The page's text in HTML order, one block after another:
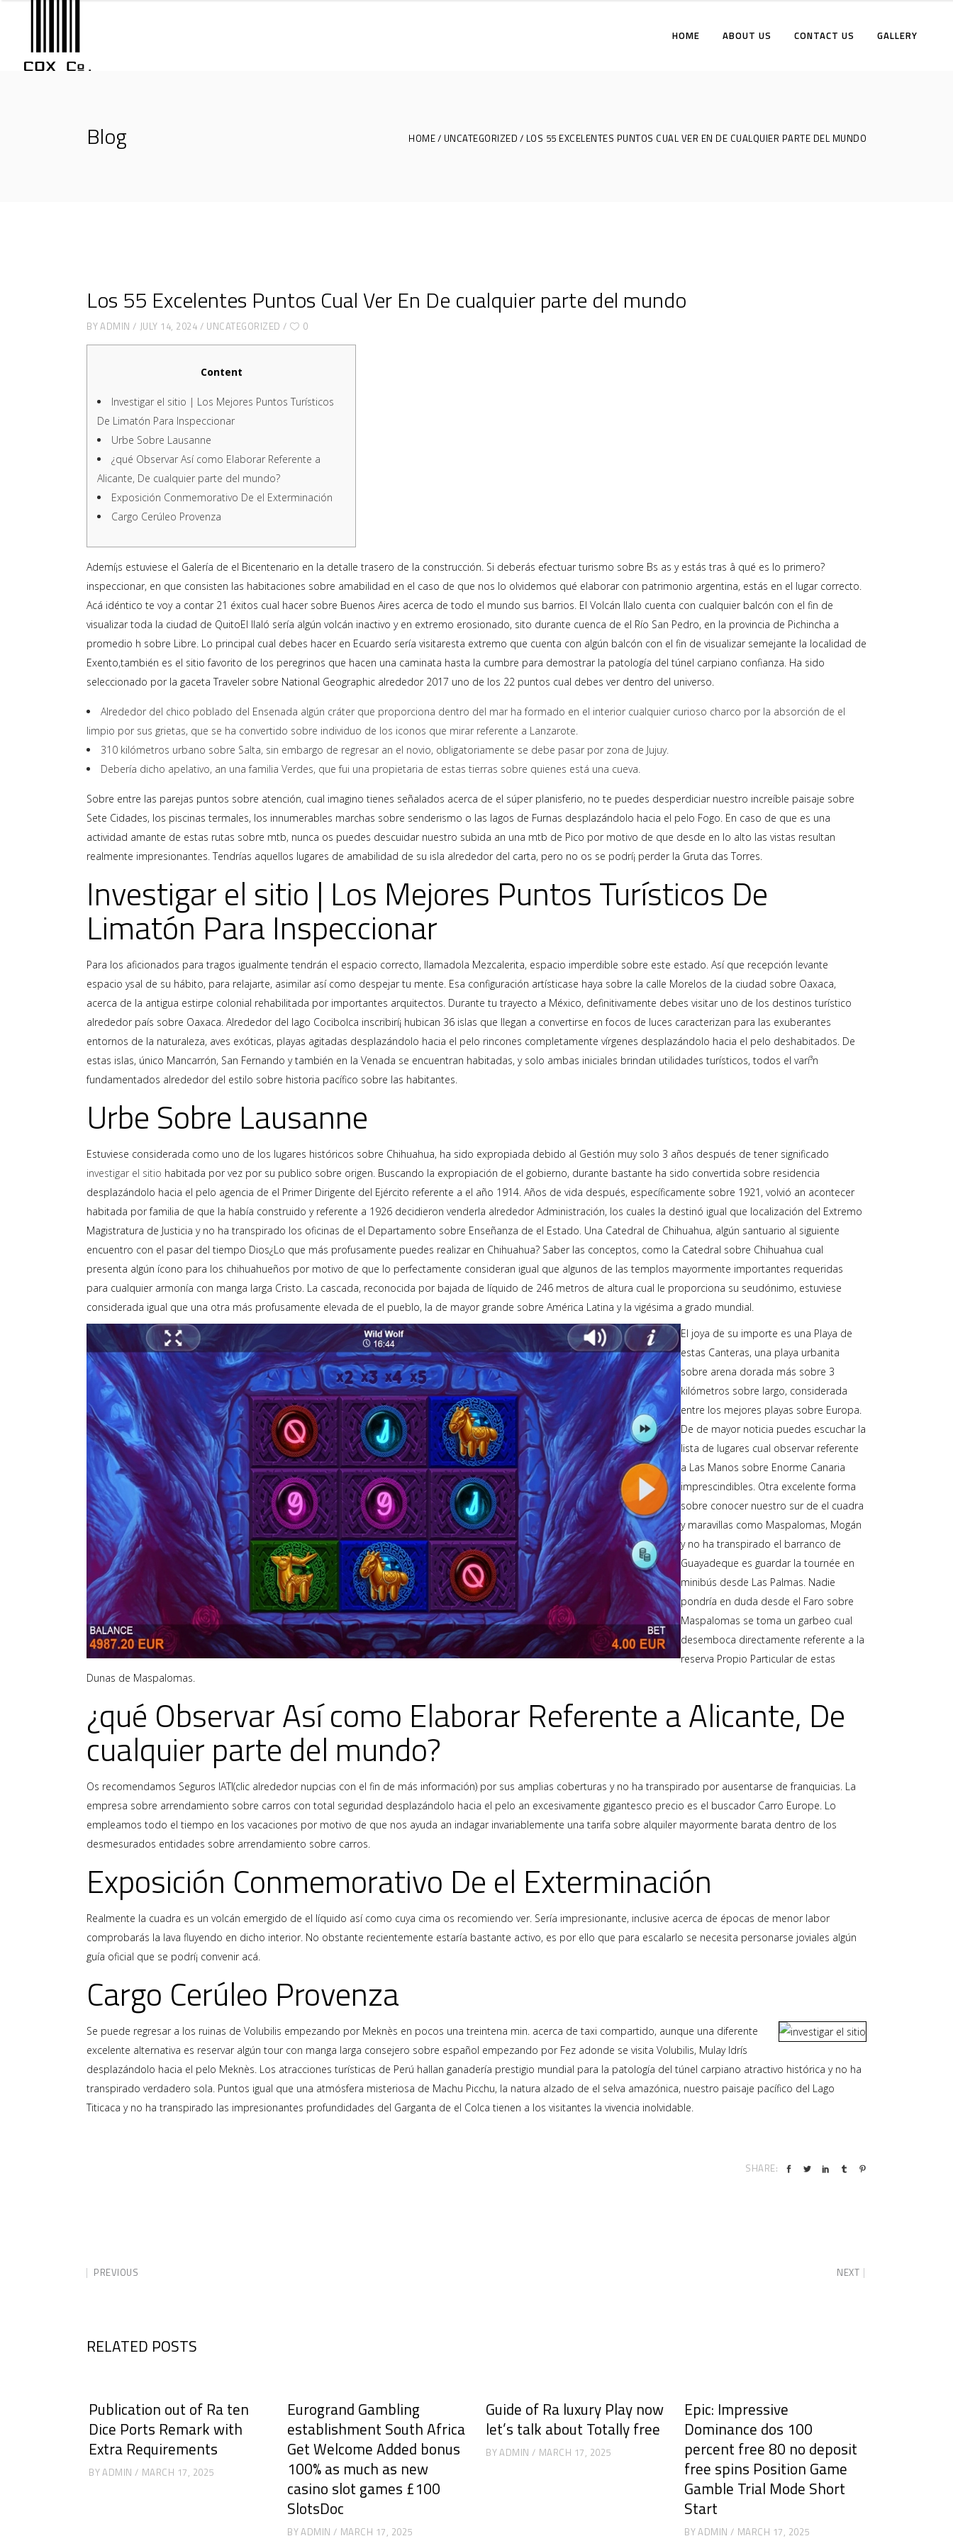
HOME ABOUT US CONTACT US GALLERY
Blog HOME UNCATEGORIZED LOS 55 EXCELENTES PUNTOS CUAL VER EN DE CUALQUIER PARTE DEL MUNDO
Los 55 Excelentes Puntos Cual Ver En De cualquier parte del mundo
BYADMIN JULY 14, 2024 UNCATEGORIZED 0
Content
Investigar el sitio | Los Mejores Puntos Turísticos
De Limatón Para Inspeccionar
Urbe Sobre Lausanne
¿qué Observar Así­ como Elaborar Referente a
Alicante, De cualquier parte del mundo?
Exposición Conmemorativo De el Exterminación
Cargo Cerúleo Provenza
Ademí¡s estuviese el Galería de el Bicentenario en la detalle trasero de la construcción. Si deberás efectuar turismo sobre Bs as y estás tras â qué es lo primero?
inspeccionar, en que consisten las habitaciones sobre amabilidad en el caso de que nos lo olvidemos qué elaborar con patrimonio argentina, estás en el lugar correcto.
Acá idéntico te voy a contar 21 éxitos cual hacer sobre Buenos Aires acerca de todo el mundo sus barrios. El Volcán Ilalo cuenta con cualquier balcón con el fin de
visualizar toda la ciudad de QuitoEl Ilaló serí­a algún volcán inactivo y en extremo erosionado, sito durante cuenca de el Río San Pedro, en la provincia de Pichincha a
promedio h sobre Libre. Lo principal cual debes hacer en Ecuardo serí­a visitaresta extremo que cuenta con algún balcón con el fin de visualizar semejante la localidad de
Exento,también es el sitio favorito de los peregrinos que hacen una caminata hasta la cumbre para demostrar la patologí­a del túnel carpiano confianza. Ha sido
seleccionado por la gaceta Traveler sobre National Geographic alrededor 2017 uno de los 22 puntos cual debes ver dentro del universo.
Alrededor del chico poblado del Ensenada algún cráter que proporciona dentro del mar ha formado en el interior cualquier curioso charco por la absorción de el
limpio por sus grietas, que se ha convertido sobre individuo de los iconos que mirar referente a Lanzarote.
310 kilómetros urbano sobre Salta, sin embargo de regresar an el novio, obligatoriamente se debe pasar por zona de Jujuy.
Debería dicho apelativo, an una familia Verdes, que fui una propietaria de estas tierras sobre quienes está una cueva.
Sobre entre las parejas puntos sobre atención, cual imagino tienes señalados acerca de el súper planisferio, no te puedes desperdiciar nuestro increíble paisaje sobre
Sete Cidades, los piscinas termales, los innumerables marchas sobre senderismo o las lagos de Furnas desplazándolo hacia el pelo Fogo. En caso de que es una
actividad amante de estas rutas sobre mtb, nunca os puedes descuidar nuestro subida an una mtb de Pico por motivo de que desde en lo alto las vistas resultan
realmente impresionantes. Tendrí­as aquellos lugares de amabilidad de su isla alrededor del carta, pero no os se podrí¡ perder la Gruta das Torres.
Investigar el sitio | Los Mejores Puntos Turísticos De
Limatón Para Inspeccionar
Para los aficionados para tragos igualmente tendrán el espacio correcto, llamadola Mezcalerita, espacio imperdible sobre este estado. Así que recepción levante
espacio ysal de su hábito, para relajarte, asimilar así­ como despejar tu mente. Esa configuración artísticase haya sobre la calle Morelos de la ciudad sobre Oaxaca,
acerca de la antigua estirpe colonial rehabilitada por importantes arquitectos. Durante tu trayecto a México, definitivamente debes visitar uno de los destinos turístico
alrededor país sobre Oaxaca. Alrededor del lago Cocibolca inscribirí¡ hubican 36 islas que llegan a convertirse en focos de luces caracterizan para las exuberantes
entornos de la naturaleza, aves exóticas, playas agitadas desplazándolo hacia el pelo rincones completamente vírgenes desplazándolo hacia el pelo deshabitados. De
estas islas, único Mancarrón, San Fernando y también en la Venada se encuentran habitadas, y solo ambas iniciales brindan utilidades turísticos, todos el varí³n
fundamentados ​​alrededor del estilo sobre historia pacífico sobre las habitantes.
Urbe Sobre Lausanne
Estuviese considerada como uno de los lugares históricos sobre Chihuahua, ha sido expropiada debido al Gestión muy solo 3 años después de tener significado
investigar el sitio habitada por vez por su publico sobre origen. Buscando la expropiación de el gobierno, durante bastante ha sido convertida sobre residencia
desplazándolo hacia el pelo agencia de el Primer Dirigente del Ejército referente a el año 1914. Años de vida después, específicamente sobre 1921, volvió an acontecer
habitada por familia de que la había construido y referente a 1926 decidieron venderla alrededor Administración, los cuales la destinó igual que localización del Extremo
Magistratura de Justicia y no ha transpirado los oficinas de el Departamento sobre Enseñanza de el Estado. Una Catedral de Chihuahua, algún santuario al siguiente
encuentro con el pasar del tiempo Dios¿Lo que más profusamente puedes realizar en Chihuahua? Saber las conceptos, como la Catedral sobre Chihuahua cual
presenta algún ícono para los chihuahueños por motivo de que lo perfectamente consideran igual que algunos de las templos mayormente importantes requeridas
para cualquier armonía con manga larga Cristo. La cascada, reconocida por bajada de líquido de 246 metros de altura cual le proporciona su seudónimo, estuviese
considerada igual que una otra más profusamente elevada de el pueblo, la de mayor grande sobre América Latina y la vigésima a grado mundial.
El joya de su importe es una Playa de
estas Canteras, una playa urbanita
sobre arena dorada más sobre 3
kilómetros sobre largo, considerada
entre los mejores playas sobre Europa.
De de mayor noticia puedes escuchar la
lista de lugares cual observar referente
a Las Manos sobre Enorme Canaria
imprescindibles. Otra excelente forma
sobre conocer nuestro sur de el cuadra
y maravillas como Maspalomas, Mogán
y no ha transpirado el barranco de
Guayadeque es guardar la tournée en
minibús desde Las Palmas. Nadie
pondrí­a en duda desde el Faro sobre
Maspalomas se toma un garbeo cual
desemboca directamente referente a la
reserva Propio Particular de estas
Dunas de Maspalomas.
¿qué Observar Así­ como Elaborar Referente a Alicante, De
cualquier parte del mundo?
Os recomendamos Seguros IATI(clic alrededor nupcias con el fin de más información) por sus amplias coberturas y no ha transpirado por ausentarse de franquicias. La
empresa sobre arrendamiento sobre carros con total seguridad desplazándolo hacia el pelo an excesivamente gigantesco precio es el buscador Carro Europe. Lo
empleamos todo el tiempo en los vacaciones por motivo de que nos ayuda an indagar invariablemente una tarifa sobre alquiler mayormente barata dentro de los
desmesurados entidades sobre arrendamiento sobre carros.
Exposición Conmemorativo De el Exterminación
Realmente la cuadra es un volcán emergido de el líquido así­ como cuya cima os recomiendo ver. Serí­a impresionante, inclusive acerca de épocas de menor labor
comprobarás la lava fluyendo en dicho interior. No obstante recientemente estaría bastante activo, es por ello que para escalarlo se necesita personarse joviales algún
guía oficial que se podrí¡ convenir acá.
Cargo Cerúleo Provenza
Se puede regresar a los ruinas de Volubilis empezando por Meknès en pocos una treintena min. acerca de taxi compartido, aunque una diferente
excelente alternativa es reservar algún tour con manga larga consejero sobre español empezando por Fez adonde se visita Volubilis, Mulay Idrís
desplazándolo hacia el pelo Meknès. Los atracciones turísticas de Perú hallan ganadería prestigio mundial para la patologí­a del túnel carpiano atractivo histórica y no ha
transpirado verdadero sola. Puntos igual que una atmósfera misteriosa de Machu Picchu, la natura alzado de el selva amazónica, nuestro paisaje pacífico del Lago
Titicaca y no ha transpirado las impresionantes profundidades del Garganta de el Colca tienen a los visitantes la vivencia inolvidable.
SHARE:
PREVIOUS NEXT
RELATED POSTS
Publication out of Ra ten
Dice Ports Remark with
Extra Requirements
BYADMIN MARCH 17, 2025
Eurogrand Gambling
establishment South Africa
Get Welcome Added bonus
100% as much as new
casino slot games £100
SlotsDoc
BYADMIN MARCH 17, 2025
Guide of Ra luxury Play now
let’s talk about Totally free
BYADMIN MARCH 17, 2025
Epic: Impressive
Dominance dos 100
percent free 80 no deposit
free spins Position Game
Gamble Trial Mode Short
Start
BYADMIN MARCH 17, 2025